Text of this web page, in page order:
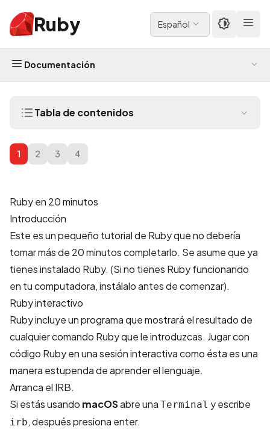
Ruby Español
Documentación
Tabla de contenidos
1 2 3 4
Ruby en 20 minutos
Introducción
Este es un pequeño tutorial de Ruby que no debería
tomar más de 20 minutos completarlo. Se asume que ya
tienes instalado Ruby. (Si no tienes Ruby funcionando
en tu computadora,instálaloantes de comenzar).
Ruby interactivo
Ruby incluye un programa que mostrará el resultado de
cualquier comando Ruby que le introduzcas. Jugar con
código Ruby en una sesión interactiva como ésta es una
manera estupenda de aprender el lenguaje.
Arranca el IRB.
Si estás usando macOSabre una Terminal y escribe
irb, después presiona enter.